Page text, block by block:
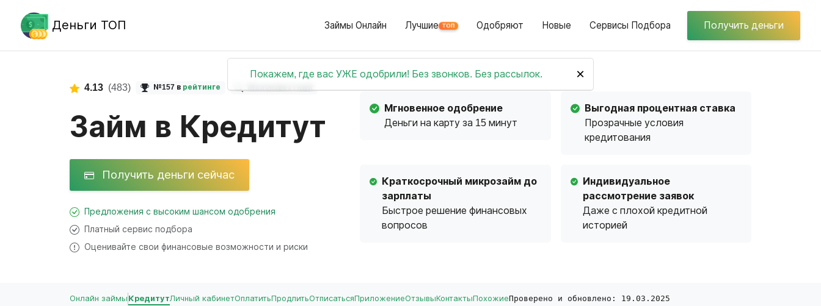
Деньги ТОП Займы Онлайн Лучшие ТОП Одобряют Новые Сервисы Подбора Получить деньги
Покажем, где вас УЖЕ одобрили! Без звонков. Без рассылок. ×
4.13 (483) №157 в рейтинге
Займ в Кредитут
Получить деньги сейчас
Предложения с высоким шансом одобрения
Платный сервис подбора
Оценивайте свои финансовые возможности и риски
Мгновенное одобрение
Деньги на карту за 15 минут
Выгодная процентная ставка
Прозрачные условия
кредитования
Краткосрочный микрозайм до
зарплаты
Быстрое решение финансовых
вопросов
Индивидуальное
рассмотрение заявок
Даже с плохой кредитной
историей
Онлайн займы КредитутЛичный кабинетОплатитьПродлитьОтписатьсяПриложениеОтзывыКонтактыПохожиеПроверено и обновлено: 19.03.2025